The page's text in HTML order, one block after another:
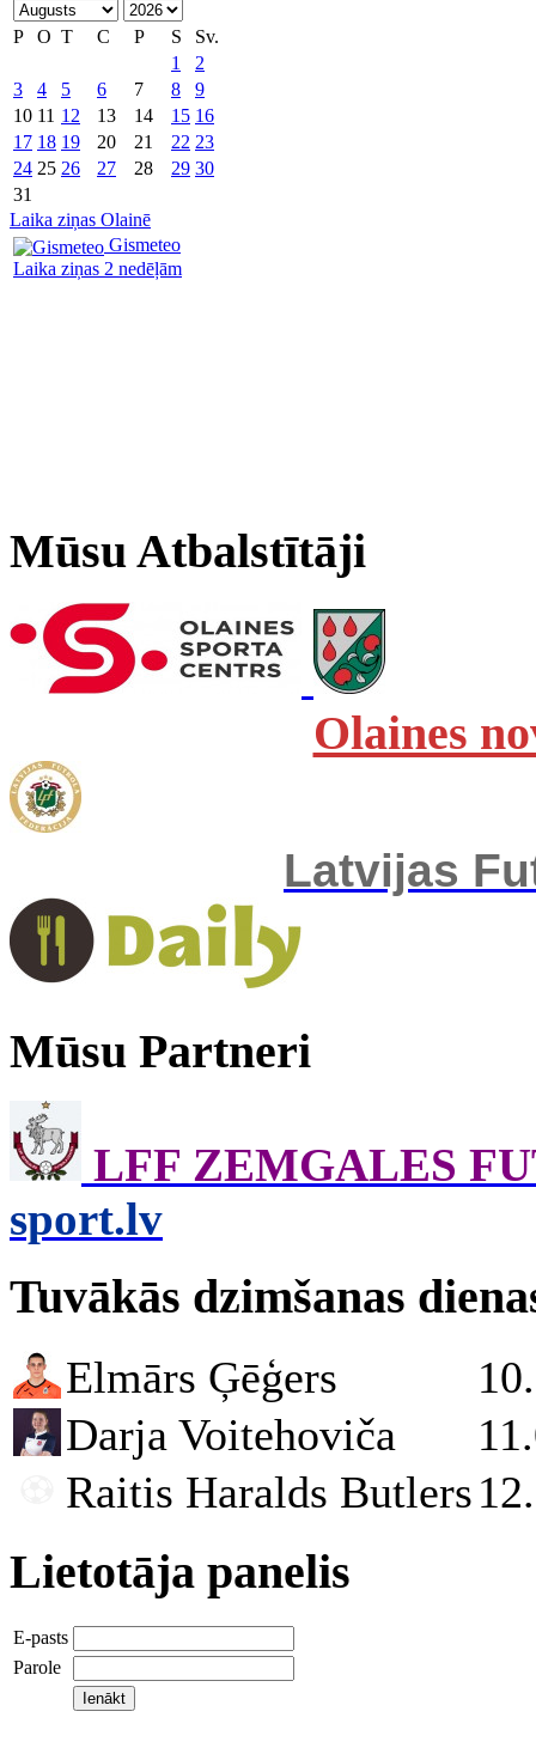
P O T C P S
Sv.
1
2
3
4 5 6 7 8
9
10 11 12 13 14 15 16
17 18 19 20 21 22 23
24 25 26 27 28 29 30
31
Laika ziņas Olainē
Gismeteo
Laika ziņas 2 nedēļām
Mūsu Atbalstītāji
Olaines
Latvijas
Mūsu Partneri
LFF ZEMGALES
sport.lv
Tuvākās dzimšanas
Elmārs Ģēģers
Darja Voitehoviča
Raitis Haralds Butlers
Lietotāja panelis
E-pasts
Parole